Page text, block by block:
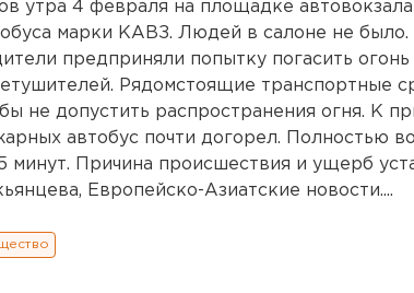
утра 4 февраля на площадке
марки КАВЗ. Людей в салоне не было.
предприняли попытку погасить
Рядомстоящие транспортные
не допустить распространения огня. К
автобус почти догорел. Полностью
минут. Причина происшествия и ущерб
Европейско-Азиатские новости....